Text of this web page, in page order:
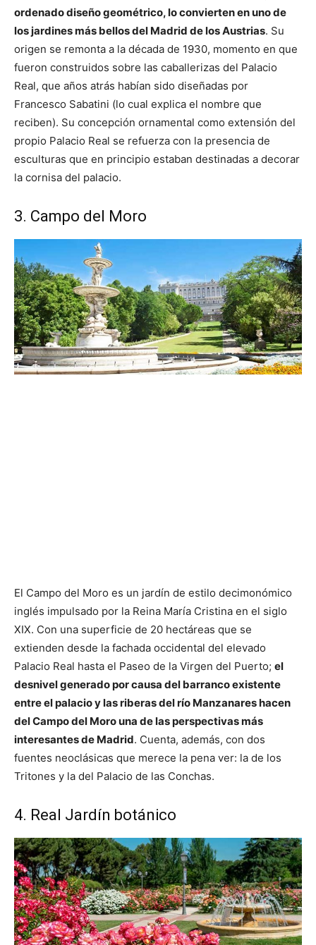
ordenado diseño geométrico, lo convierten en uno de
los jardines más bellos del Madrid de los Austrias. Su
origen se remonta a la década de 1930, momento en que
fueron construidos sobre las caballerizas del Palacio
Real, que años atrás habían sido diseñadas por
Francesco Sabatini (lo cual explica el nombre que
reciben). Su concepción ornamental como extensión del
propio Palacio Real se refuerza con la presencia de
esculturas que en principio estaban destinadas a decorar
la cornisa del palacio.
3. Campo del Moro
El Campo del Moro es un jardín de estilo decimonómico
inglés impulsado por la Reina María Cristina en el siglo
XIX. Con una superficie de 20 hectáreas que se
extienden desde la fachada occidental del elevado
Palacio Real hasta el Paseo de la Virgen del Puerto; el
desnivel generado por causa del barranco existente
entre el palacio y las riberas del río Manzanares hacen
del Campo del Moro una de las perspectivas más
interesantes de Madrid. Cuenta, además, con dos
fuentes neoclásicas que merece la pena ver: la de los
Tritones y la del Palacio de las Conchas.
4. Real Jardín botánico